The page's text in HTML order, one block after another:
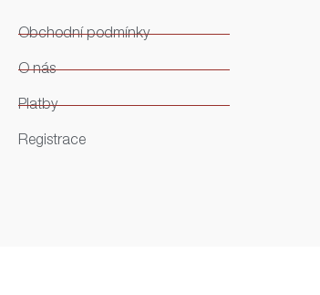
Obchodní podmínky
O nás
Platby
Registrace